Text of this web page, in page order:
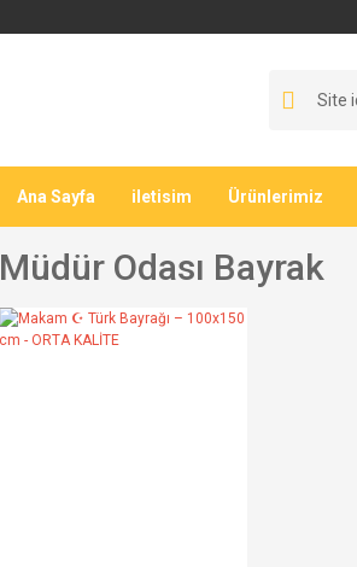
Ana Sayfa iletisim Ürünlerimiz
Müdür Odası Bayrak